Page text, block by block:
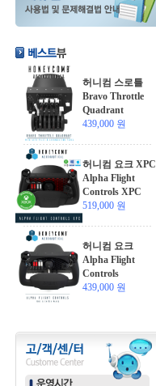
허니컴 스로틀
Bravo Throttle
Quadrant
439,000 원
허니컴 요크 XPC
Alpha Flight
Controls XPC
519,000 원
허니컴 요크
Alpha Flight
Controls
439,000 원